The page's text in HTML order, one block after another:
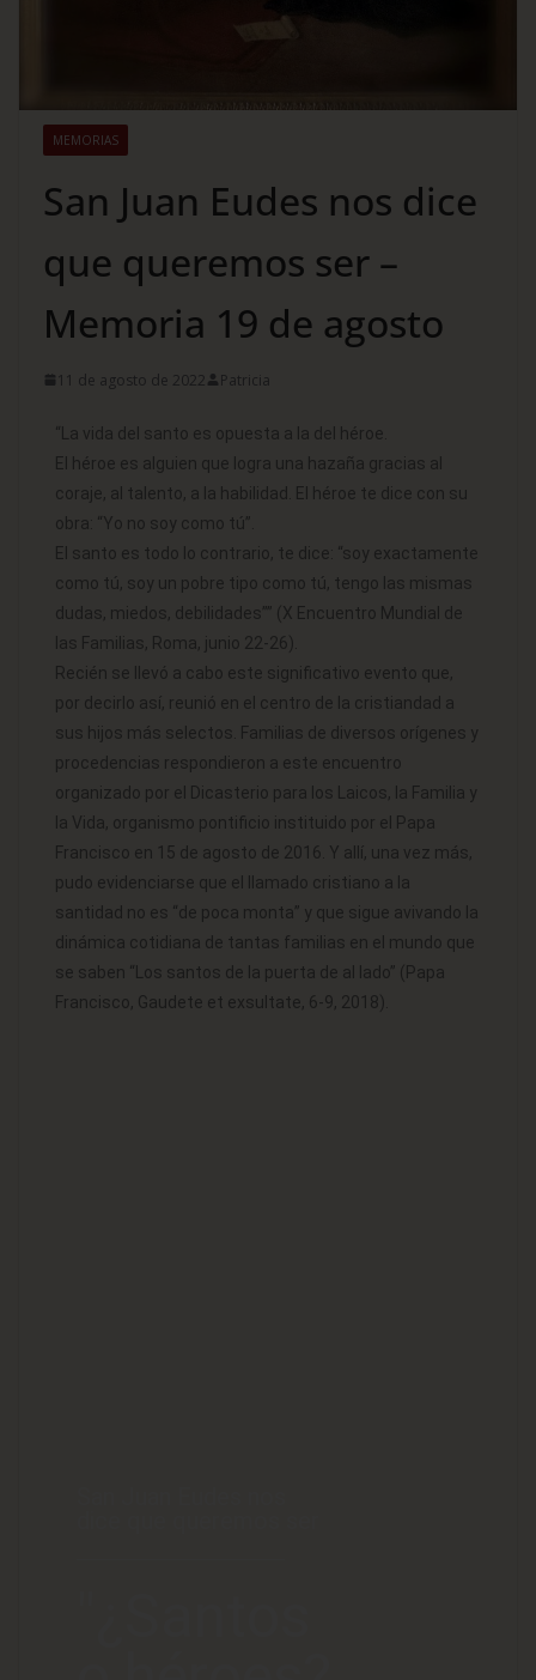
MEMORIAS
San Juan Eudes nos dice
que queremos ser –
Memoria 19 de agosto
11 de agosto de 2022 Patricia
“La vida del santo es opuesta a la del héroe.
El héroe es alguien que logra una hazaña gracias al
coraje, al talento, a la habilidad. El héroe te dice con su
obra: “Yo no soy como tú”.
El santo es todo lo contrario, te dice: “soy exactamente
como tú, soy un pobre tipo como tú, tengo las mismas
dudas, miedos, debilidades”” (X Encuentro Mundial de
las Familias, Roma, junio 22-26).
Recién se llevó a cabo este significativo evento que,
por decirlo así, reunió en el centro de la cristiandad a
sus hijos más selectos. Familias de diversos orígenes y
procedencias respondieron a este encuentro
organizado por el Dicasterio para los Laicos, la Familia y
la Vida, organismo pontificio instituido por el Papa
Francisco en 15 de agosto de 2016. Y allí, una vez más,
pudo evidenciarse que el llamado cristiano a la
santidad no es “de poca monta” y que sigue avivando la
dinámica cotidiana de tantas familias en el mundo que
se saben “Los santos de la puerta de al lado” (Papa
Francisco, Gaudete et exsultate, 6-9, 2018).